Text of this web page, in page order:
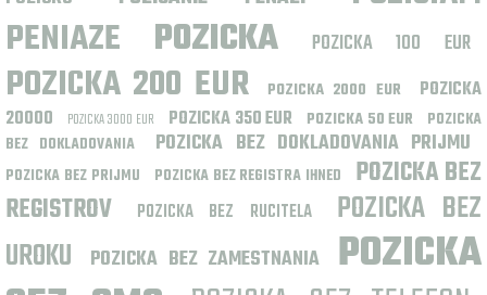
PENIAZE
POZICKA POZICKA 100 EUR
POZICKA 200 EUR POZICKA 2000 EUR
POZICKA
20000
POZICKA 3000 EUR POZICKA 350 EUR POZICKA 50 EUR
POZICKA
BEZ DOKLADOVANIA
POZICKA BEZ DOKLADOVANIA PRIJMU
POZICKA BEZ PRIJMU POZICKA BEZ REGISTRA IHNED
POZICKA BEZ
REGISTROV
POZICKA BEZ RUCITELA
POZICKA BEZ
UROKU
POZICKA BEZ ZAMESTNANIA
POZICKA